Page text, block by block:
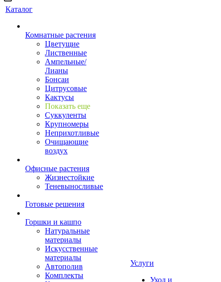
Каталог
Комнатные растения
Цветущие
Лиственные
Ампельные/
Лианы
Бонсаи
Цитрусовые
Кактусы
Показать еще
Суккуленты
Крупномеры
Неприхотливые
Очищающие
воздух
Офисные растения
Жизнестойкие
Теневыносливые
Готовые решения
Горшки и кашпо
Натуральные
материалы
Искусственные
материалы
Автополив
Комплекты
Услуги
Уход и